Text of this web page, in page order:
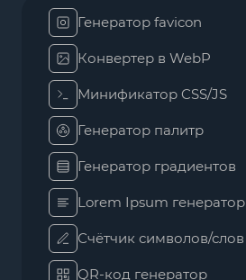
Генератор favicon
Конвертер в WebP
Минификатор CSS/JS
Генератор палитр
Генератор градиентов
Lorem Ipsum генератор
Счётчик символов/слов
QR-код генератор